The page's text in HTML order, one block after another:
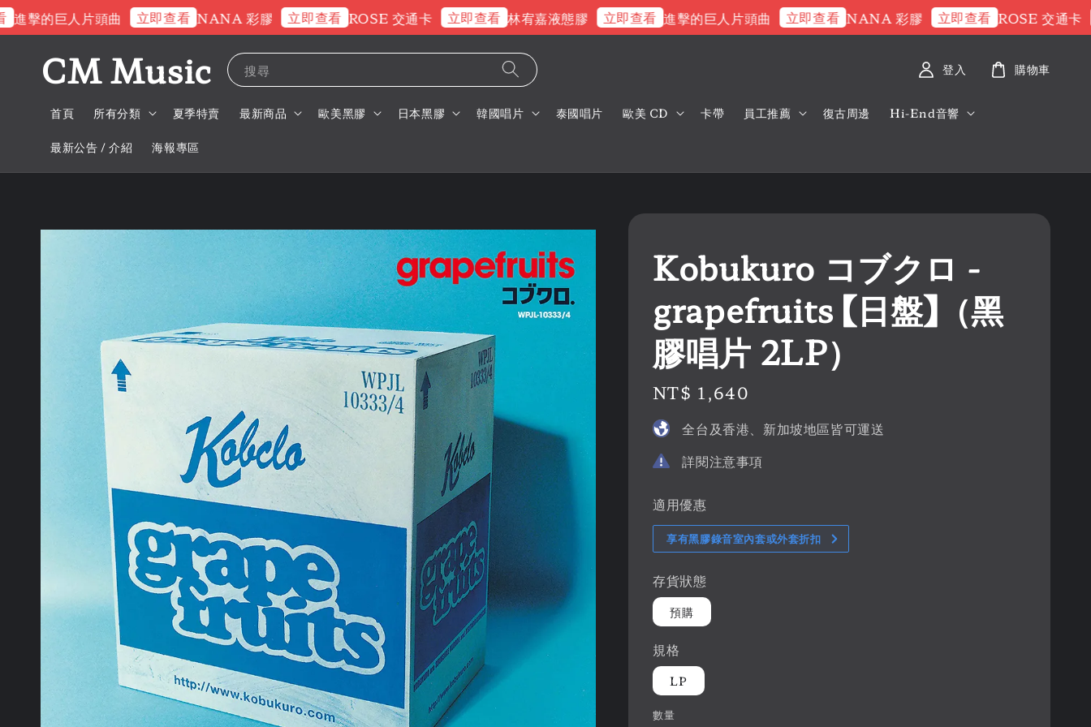
的巨人片頭曲 立即查看 NANA 彩膠 立即查看 ROSE 交通卡 立即查看 林宥嘉液態膠 立即查看 進擊的巨人片頭曲 立即查看 NANA 彩膠 立即查看 ROSE 交通卡 立
CM Music 搜尋
首頁 所有分類 夏季特賣 最新商品 歐美黑膠 日本黑膠 韓國唱片 泰國唱片 歐美 CD 卡帶 員工推薦 復古周邊 Hi-End音響
最新公告 / 介紹 海報專區
登入 購物車
Kobukuro コブクロ -
grapefruits 【日盤】（黑
膠唱片 2LP）
Regular
price
NT$ 1,640
全台及香港、新加坡地區皆可運送
詳閱注意事項
適用優惠
享有黑膠錄音室內套或外套折扣
存貨狀態
預購
規格
LP
數量